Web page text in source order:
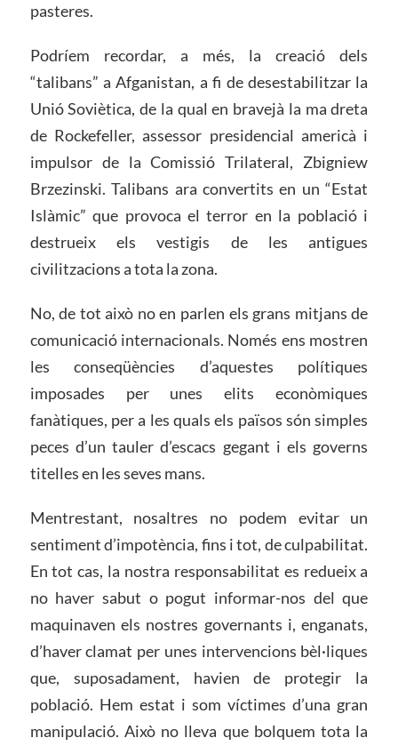
pasteres.
Podríem recordar, a més, la creació dels
“talibans” a Afganistan, a fi de desestabilitzar la
Unió Soviètica, de la qual en bravejà la ma dreta
de Rockefeller, assessor presidencial americà i
impulsor de la Comissió Trilateral, Zbigniew
Brzezinski. Talibans ara convertits en un “Estat
Islàmic” que provoca el terror en la població i
destrueix els vestigis de les antigues
civilitzacions a tota la zona.
No, de tot això no en parlen els grans mitjans de
comunicació internacionals. Només ens mostren
les conseqüències d’aquestes polítiques
imposades per unes elits econòmiques
fanàtiques, per a les quals els països són simples
peces d’un tauler d’escacs gegant i els governs
titelles en les seves mans.
Mentrestant, nosaltres no podem evitar un
sentiment d’impotència, fins i tot, de culpabilitat.
En tot cas, la nostra responsabilitat es redueix a
no haver sabut o pogut informar-nos del que
maquinaven els nostres governants i, enganats,
d’haver clamat per unes intervencions bèl·liques
que, suposadament, havien de protegir la
població. Hem estat i som víctimes d’una gran
manipulació. Això no lleva que bolquem tota la